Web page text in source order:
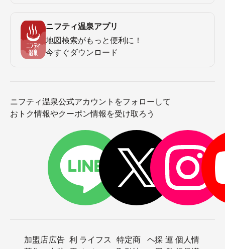
ニフティ温泉アプリ
地図検索がもっと便利に！
今すぐダウンロード
ニフティ温泉公式アカウントをフォローして
おトク情報やクーポン情報を受け取ろう
加盟店広告 利 ライフス
特定商
ヘ採 運 個人情